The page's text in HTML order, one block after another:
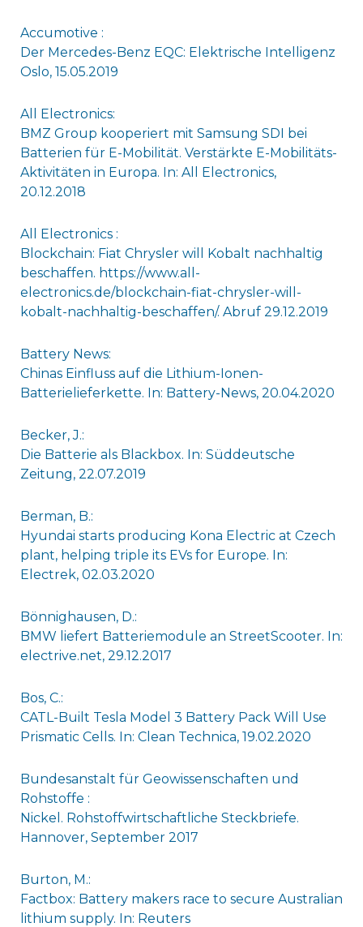
Accumotive :
Der Mercedes-Benz EQC: Elektrische Intelligenz
Oslo, 15.05.2019
All Electronics:
BMZ Group kooperiert mit Samsung SDI bei
Batterien für E-Mobilität. Verstärkte E-Mobilitäts-
Aktivitäten in Europa. In: All Electronics,
20.12.2018
All Electronics :
Blockchain: Fiat Chrysler will Kobalt nachhaltig
beschaffen. https://www.all-
electronics.de/blockchain-fiat-chrysler-will-
kobalt-nachhaltig-beschaffen/. Abruf 29.12.2019
Battery News:
Chinas Einfluss auf die Lithium-Ionen-
Batterielieferkette. In: Battery-News, 20.04.2020
Becker, J.:
Die Batterie als Blackbox. In: Süddeutsche
Zeitung, 22.07.2019
Berman, B.:
Hyundai starts producing Kona Electric at Czech
plant, helping triple its EVs for Europe. In:
Electrek, 02.03.2020
Bönnighausen, D.:
BMW liefert Batteriemodule an StreetScooter. In:
electrive.net, 29.12.2017
Bos, C.:
CATL-Built Tesla Model 3 Battery Pack Will Use
Prismatic Cells. In: Clean Technica, 19.02.2020
Bundesanstalt für Geowissenschaften und
Rohstoffe :
Nickel. Rohstoffwirtschaftliche Steckbriefe.
Hannover, September 2017
Burton, M.:
Factbox: Battery makers race to secure Australian
lithium supply. In: Reuters